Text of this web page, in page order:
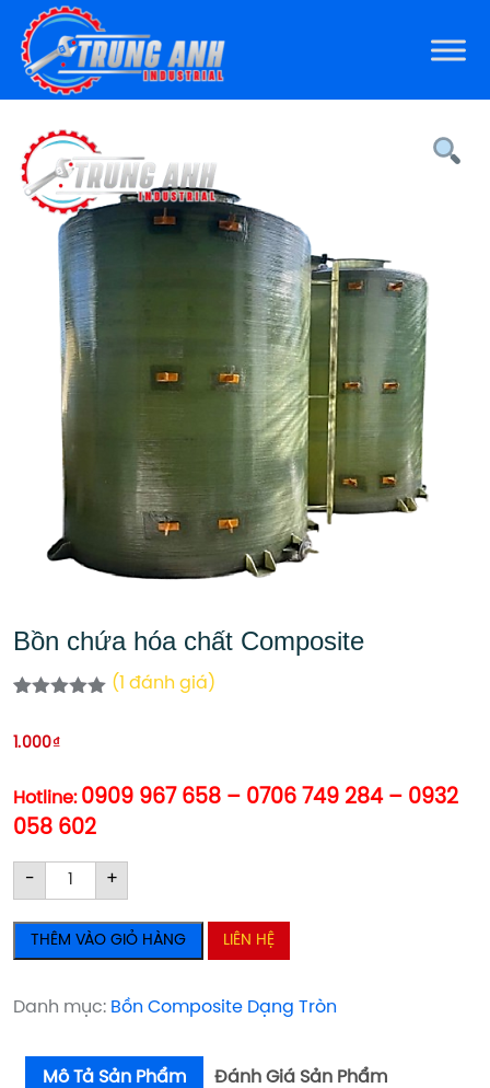
Bồn chứa hóa chất Composite
đánh giá
(1 đánh giá)
1.000₫
Hotline: 0909 967 658 – 0706 749 284 – 0932
058 602
Bồn
chứa
hóa
số
-
Bồn
chứa
hóa
số
+
THÊM VÀO GIỎ HÀNG LIÊN HỆ
Danh mục: Bồn Composite Dạng Tròn
Mô Tả Sản Phẩm Đánh Giá Sản Phẩm